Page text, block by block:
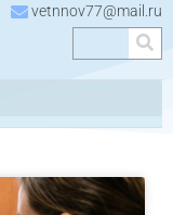
vetnnov77@mail.ru